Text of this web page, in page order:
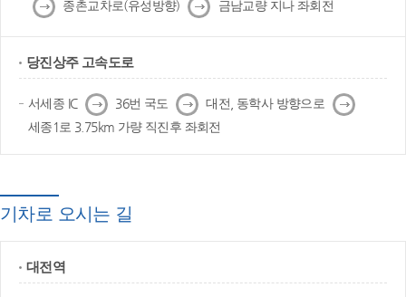
다
음
종촌교차로(유성방향) 다
음
금남교량 지나 좌회전
당진상주 고속도로
서세종 IC 다
음
36번 국도 다
음
대전, 동학사 방향으로 다
음
세종1로 3.75km 가량 직진후 좌회전
기차로 오시는 길
대전역